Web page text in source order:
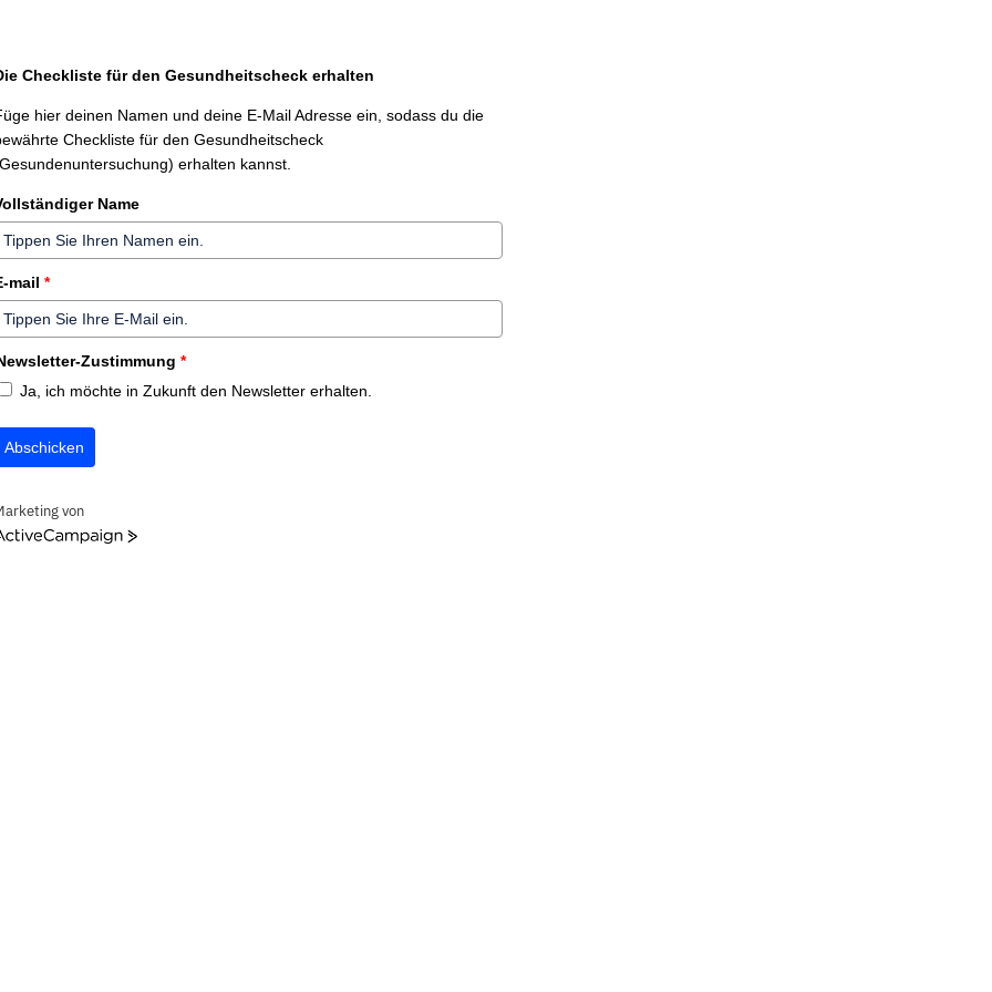
Checkliste für den Gesundheitscheck erhalten
hier deinen Namen und deine E-Mail Adresse ein, sodass du die
Checkliste für den Gesundheitscheck
erhalten kannst.
Name
mail *
Zustimmung *
Ja, ich möchte in Zukunft den Newsletter erhalten.
Abschicken
von